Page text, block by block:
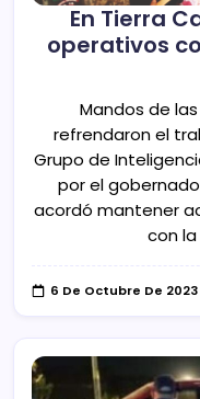
En Tierra
operativos
Mandos de
refrendaron el
Grupo de
por el
acordó mantener
con
6 De Octubre De 2023